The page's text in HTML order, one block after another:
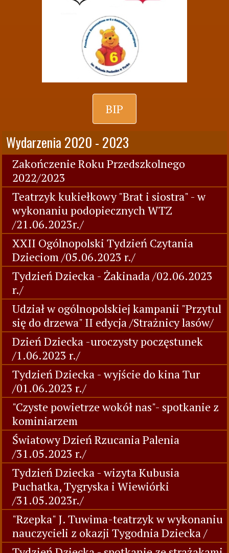
BIP
Wydarzenia 2020 - 2023
Zakończenie Roku Przedszkolnego
2022/2023
Teatrzyk kukiełkowy "Brat i siostra" - w
wykonaniu podopiecznych WTZ
/21.06.2023r./
XXII Ogólnopolski Tydzień Czytania
Dzieciom /05.06.2023 r./
Tydzień Dziecka - Żakinada /02.06.2023
r./
Udział w ogólnopolskiej kampanii "Przytul
się do drzewa" II edycja /Strażnicy lasów/
Dzień Dziecka -uroczysty poczęstunek
/1.06.2023 r./
Tydzień Dziecka - wyjście do kina Tur
/01.06.2023 r./
"Czyste powietrze wokół nas"- spotkanie z
kominiarzem
Światowy Dzień Rzucania Palenia
/31.05.2023 r./
Tydzień Dziecka - wizyta Kubusia
Puchatka, Tygryska i Wiewiórki
/31.05.2023r./
"Rzepka" J. Tuwima-teatrzyk w wykonaniu
nauczycieli z okazji Tygodnia Dziecka /